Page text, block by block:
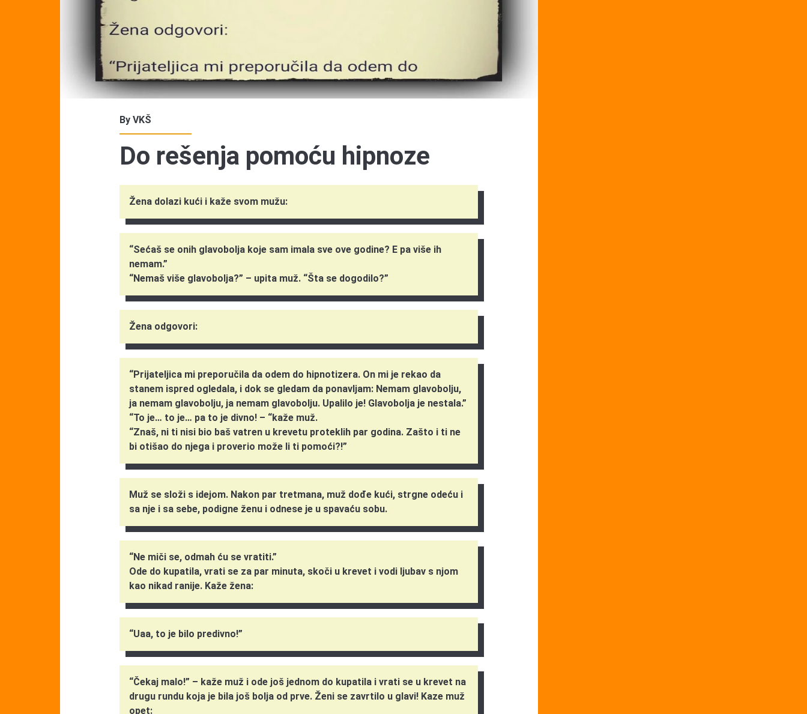
ByVKŠ
Do rešenja pomoću hipnoze
Žena dolazi kući i kaže svom mužu:
“Sećaš se onih glavobolja koje sam imala sve ove godine? E pa više ih
nemam.”
“Nemaš više glavobolja?” – upita muž. “Šta se dogodilo?”
Žena odgovori:
“Prijateljica mi preporučila da odem do hipnotizera. On mi je rekao da
stanem ispred ogledala, i dok se gledam da ponavljam: Nemam glavobolju,
ja nemam glavobolju, ja nemam glavobolju. Upalilo je! Glavobolja je nestala.”
“To je… to je… pa to je divno! – “kaže muž.
“Znaš, ni ti nisi bio baš vatren u krevetu proteklih par godina. Zašto i ti ne
bi otišao do njega i proverio može li ti pomoći?!”
Muž se složi s idejom. Nakon par tretmana, muž dođe kući, strgne odeću i
sa nje i sa sebe, podigne ženu i odnese je u spavaću sobu.
“Ne miči se, odmah ću se vratiti.”
Ode do kupatila, vrati se za par minuta, skoči u krevet i vodi ljubav s njom
kao nikad ranije. Kaže žena:
“Uaa, to je bilo predivno!”
“Čekaj malo!” – kaže muž i ode još jednom do kupatila i vrati se u krevet na
drugu rundu koja je bila još bolja od prve. Ženi se zavrtilo u glavi! Kaze muž
opet: